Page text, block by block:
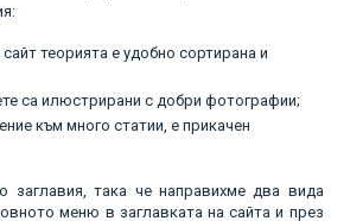
теорията е удобно сортирана и
са илюстрирани с добри фотографии;
към много статии, е прикачен
заглавия, така че направихме два вида
меню в заглавката на сайта и през